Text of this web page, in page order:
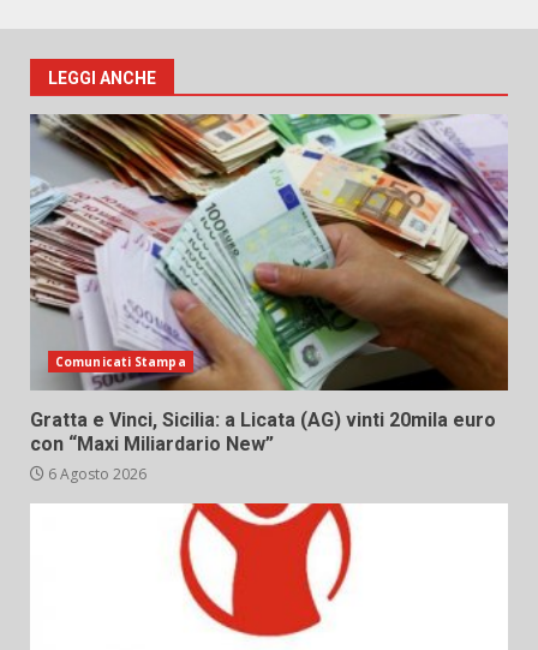
LEGGI ANCHE
Comunicati Stampa
Gratta e Vinci, Sicilia: a Licata (AG) vinti 20mila euro
con “Maxi Miliardario New”
6 Agosto 2026